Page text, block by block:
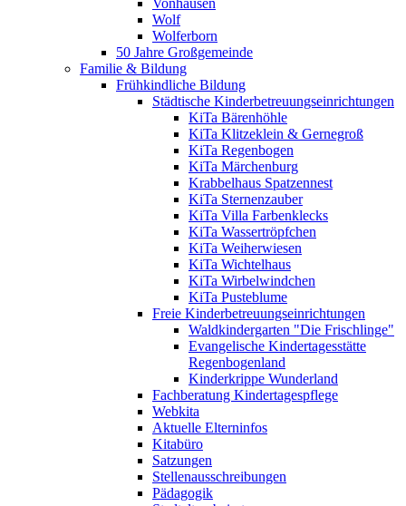
Vonhausen
Wolf
Wolferborn
50 Jahre Großgemeinde
Familie & Bildung
Frühkindliche Bildung
Städtische Kinderbetreuungseinrichtungen
KiTa Bärenhöhle
KiTa Klitzeklein & Gernegroß
KiTa Regenbogen
KiTa Märchenburg
Krabbelhaus Spatzennest
KiTa Sternenzauber
KiTa Villa Farbenklecks
KiTa Wassertröpfchen
KiTa Weiherwiesen
KiTa Wichtelhaus
KiTa Wirbelwindchen
KiTa Pusteblume
Freie Kinderbetreuungseinrichtungen
Waldkindergarten "Die Frischlinge"
Evangelische Kindertagesstätte
Regenbogenland
Kinderkrippe Wunderland
Fachberatung Kindertagespflege
Webkita
Aktuelle Elterninfos
Kitabüro
Satzungen
Stellenausschreibungen
Pädagogik